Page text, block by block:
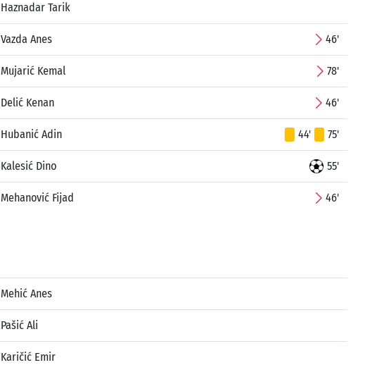
Haznadar Tarik
Vazda Anes 46'
Mujarić Kemal 78'
Delić Kenan 46'
Hubanić Adin 44' 75'
Kalesić Dino 55'
Mehanović Fijad 46'
Mehić Anes
Pašić Ali
Karičić Emir